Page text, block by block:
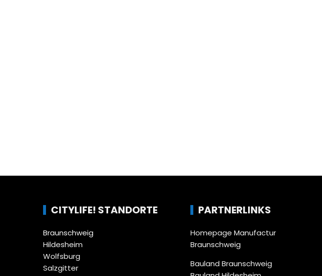
CITYLIFE! STANDORTE
Braunschweig
Hildesheim
Wolfsburg
Salzgitter
PARTNERLINKS
Homepage Manufactur
Braunschweig
Bauland Braunschweig